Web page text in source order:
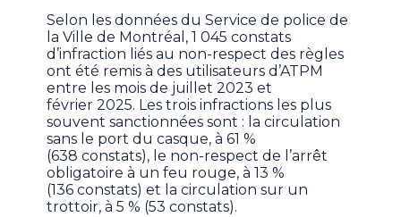
Selon les données du Service de police de
la Ville de Montréal, 1 045 constats
d’infraction liés au non-respect des règles
ont été remis à des utilisateurs d’ATPM
entre les mois de juillet 2023 et
février 2025. Les trois infractions les plus
souvent sanctionnées sont : la circulation
sans le port du casque, à 61 %
(638 constats), le non-respect de l’arrêt
obligatoire à un feu rouge, à 13 %
(136 constats) et la circulation sur un
trottoir, à 5 % (53 constats).